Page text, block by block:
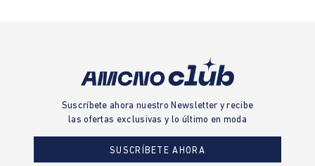
Suscríbete ahora nuestro Newsletter y recibe
las ofertas exclusivas y lo último en moda
SUSCRÍBETE AHORA